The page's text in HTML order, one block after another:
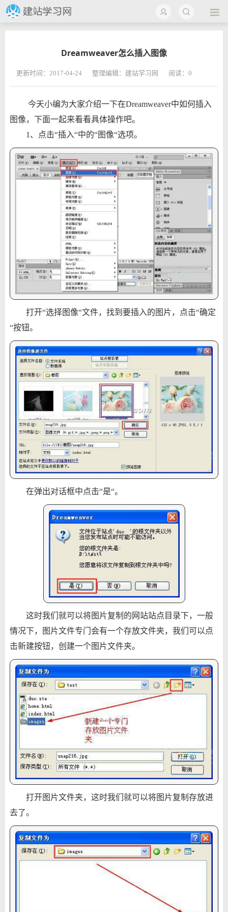
Dreamweaver怎么插入图像
更新时间：2017-04-24 整理编辑：建站学习网 阅读： 0
今天小编为大家介绍一下在Dreamweaver中如何插入
图像，下面一起来看看具体操作吧。
1、点击“插入“中的“图像“选项。
打开“选择图像“文件，找到要插入的图片，点击“确定
“按钮。
在弹出对话框中点击“是“。
这时我们就可以将图片复制的网站站点目录下，一般
情况下，图片文件专门会有一个存放文件夹，我们可以点
击新建按钮，创建一个图片文件夹。
打开图片文件夹，这时我们就可以将图片复制存放进
去了。